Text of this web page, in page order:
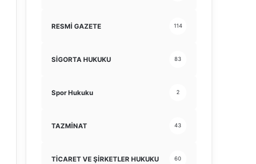
RESMİ GAZETE 114
SİGORTA HUKUKU 83
Spor Hukuku 2
TAZMİNAT 43
TİCARET VE ŞİRKETLER HUKUKU 60